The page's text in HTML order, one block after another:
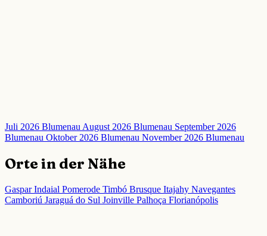
Juli 2026 BlumenauAugust 2026 Blumenau September 2026
Blumenau Oktober 2026 Blumenau November 2026 Blumenau
Orte in der Nähe
GasparIndaial Pomerode Timbó Brusque Itajahy Navegantes
Camboriú Jaraguá do Sul Joinville Palhoça Florianópolis